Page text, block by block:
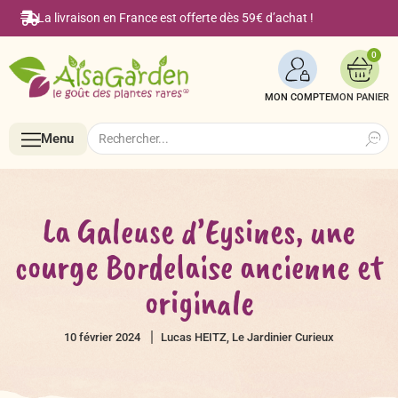
La livraison en France est offerte dès 59€ d’achat !
MON COMPTE
0
Menu
Accueil
Boutique en ligne
Search
for:
La Galeuse d’Eysines, une
courge Bordelaise ancienne et
originale
10 février 2024 Lucas HEITZ, Le Jardinier Curieux